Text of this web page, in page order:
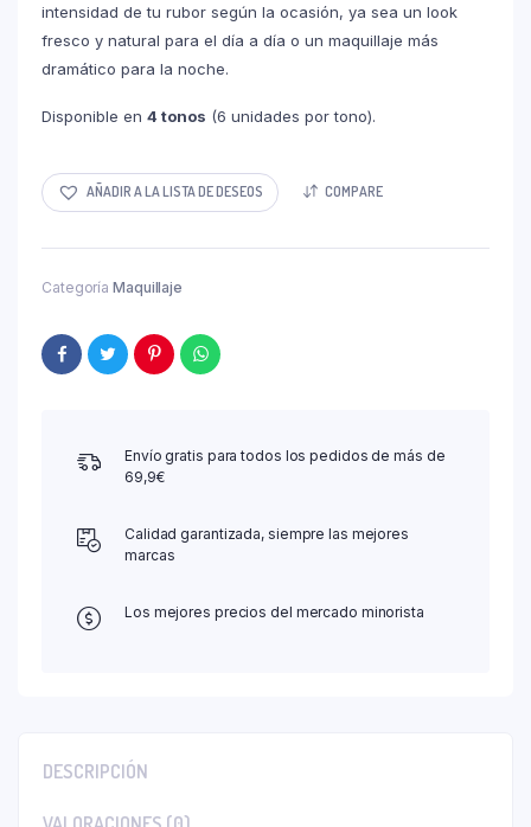
intensidad de tu rubor según la ocasión, ya sea un look
fresco y natural para el día a día o un maquillaje más
dramático para la noche.
Disponible en 4 tonos (6 unidades por tono).
AÑADIR A LA LISTA DE DESEOS COMPARE
Categoría Maquillaje
Envío gratis para todos los pedidos de más de
69,9€
Calidad garantizada, siempre las mejores
marcas
Los mejores precios del mercado minorista
DESCRIPCIÓN